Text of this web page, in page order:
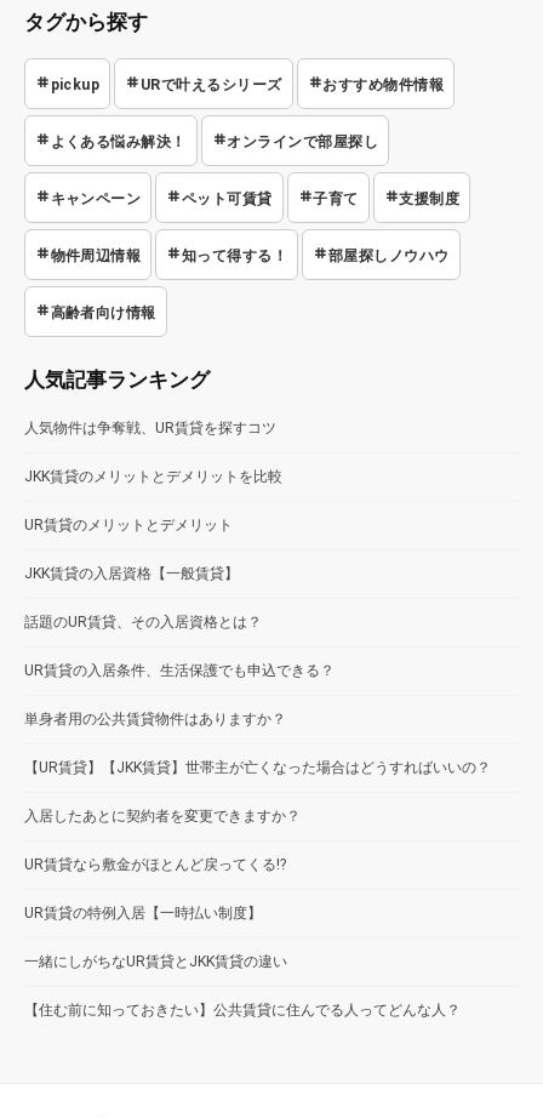
タグから探す
pickup URで叶えるシリーズ おすすめ物件情報
よくある悩み解決！ オンラインで部屋探し
キャンペーン ペット可賃貸 子育て 支援制度
物件周辺情報 知って得する！ 部屋探しノウハウ
高齢者向け情報
人気記事ランキング
人気物件は争奪戦、UR賃貸を探すコツ
JKK賃貸のメリットとデメリットを比較
UR賃貸のメリットとデメリット
JKK賃貸の入居資格【一般賃貸】
話題のUR賃貸、その入居資格とは？
UR賃貸の入居条件、生活保護でも申込できる？
単身者用の公共賃貸物件はありますか？
【UR賃貸】【JKK賃貸】世帯主が亡くなった場合はどうすればいいの？
入居したあとに契約者を変更できますか？
UR賃貸なら敷金がほとんど戻ってくる!?
UR賃貸の特例入居【一時払い制度】
一緒にしがちなUR賃貸とJKK賃貸の違い
【住む前に知っておきたい】公共賃貸に住んでる人ってどんな人？